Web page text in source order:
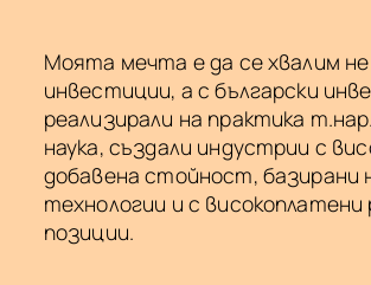
Моята мечта е да се хвалим
инвестиции, а с български
реализирали на практика
наука, създали индустрии с
добавена стойност, базирани
технологии и с
позиции.